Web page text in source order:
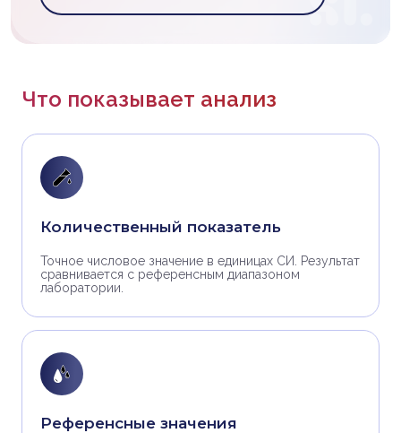
Что показывает анализ
Количественный показатель
Точное числовое значение в единицах СИ. Результат
сравнивается с референсным диапазоном
лаборатории.
Референсные значения